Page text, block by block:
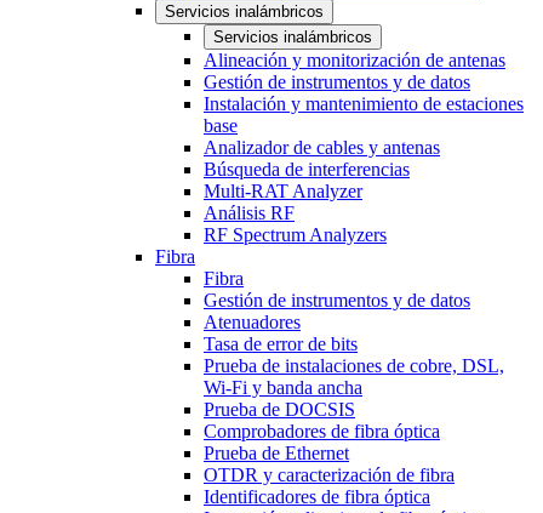
Servicios inalámbricos
Servicios inalámbricos
Alineación y monitorización de antenas
Gestión de instrumentos y de datos
Instalación y mantenimiento de estaciones
base
Analizador de cables y antenas
Búsqueda de interferencias
Multi-RAT Analyzer
Análisis RF
RF Spectrum Analyzers
Fibra
Fibra
Gestión de instrumentos y de datos
Atenuadores
Tasa de error de bits
Prueba de instalaciones de cobre, DSL,
Wi-Fi y banda ancha
Prueba de DOCSIS
Comprobadores de fibra óptica
Prueba de Ethernet
OTDR y caracterización de fibra
Identificadores de fibra óptica